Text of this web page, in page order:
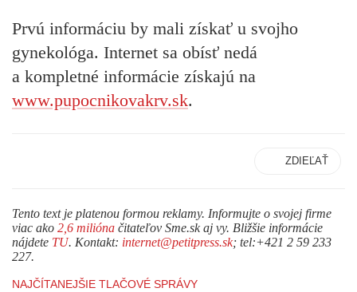
Prvú informáciu by mali získať u svojho
gynekológa. Internet sa obísť nedá
a kompletné informácie získajú na
www.pupocnikovakrv.sk.
ZDIEĽAŤ
Tento text je platenou formou reklamy. Informujte o svojej firme
viac ako 2,6 milióna čitateľov Sme.sk aj vy. Bližšie informácie
nájdete TU. Kontakt: internet@petitpress.sk; tel:+421 2 59 233
227.
NAJČÍTANEJŠIE TLAČOVÉ SPRÁVY